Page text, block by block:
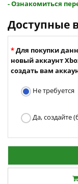
- Ознакомиться
Доступные
Для покупки
новый аккаунт
создать вам
Не требуется
Да, создайте